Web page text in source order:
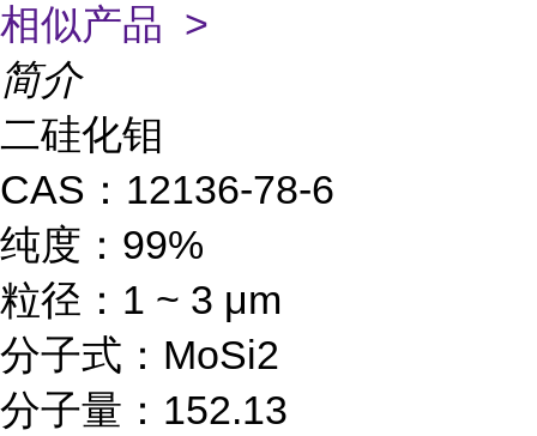
相似产品 >
简介
二硅化钼
CAS：12136-78-6
纯度：99%
粒径：1 ~ 3 μm
分子式：MoSi2
分子量：152.13